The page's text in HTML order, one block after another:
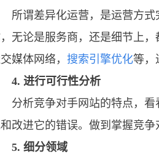
谓差异化运营，是运营方式
无论是服务商，还是细节上
媒体网络， 搜索引擎优化等，
4. 进行可行性分析
析竞争对手网站的特点，看
改进它的错误。做到掌握竞
5. 细分领域